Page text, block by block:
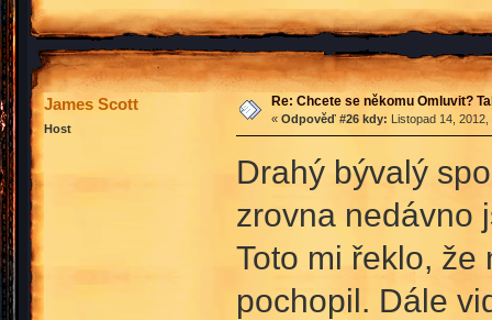
James Scott
Host
Re: Chcete se někomu Omluvit?
« Odpověď #26 kdy: Listopad 14,
Drahý bývalý
zrovna nedávno
Toto mi řeklo,
pochopil. Dále